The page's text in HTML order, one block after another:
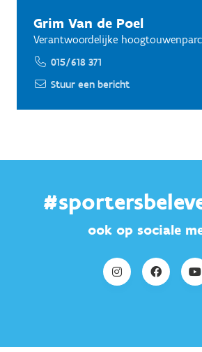
Grim Van de Poel
Verantwoordelijke
015/618 371
Stuur een bericht
ook op sociale